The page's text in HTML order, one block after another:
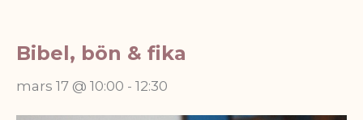
Bibel, bön & fika
mars 17 @ 10:00 - 12:30